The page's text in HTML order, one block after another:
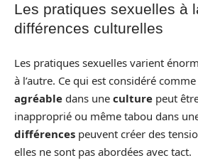
Les pratiques sexuelles à
différences culturelles
Les pratiques sexuelles varient
à l’autre. Ce qui est considéré comme
agréable dans une culture peut
inapproprié ou même tabou dans
différences peuvent créer des
elles ne sont pas abordées avec tact.